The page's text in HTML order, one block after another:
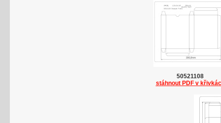
50521108
stáhnout PDF v